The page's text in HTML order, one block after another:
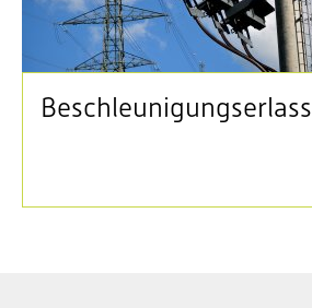
Beschleunigungserlass